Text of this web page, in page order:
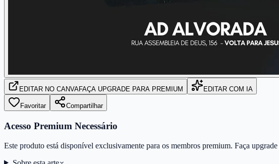
EDITAR NO CANVAFAÇA UPGRADE PARA PREMIUM EDITAR COM IA
Favoritar Compartilhar
Acesso Premium Necessário
Este produto está disponível exclusivamente para os membros premium. Faça